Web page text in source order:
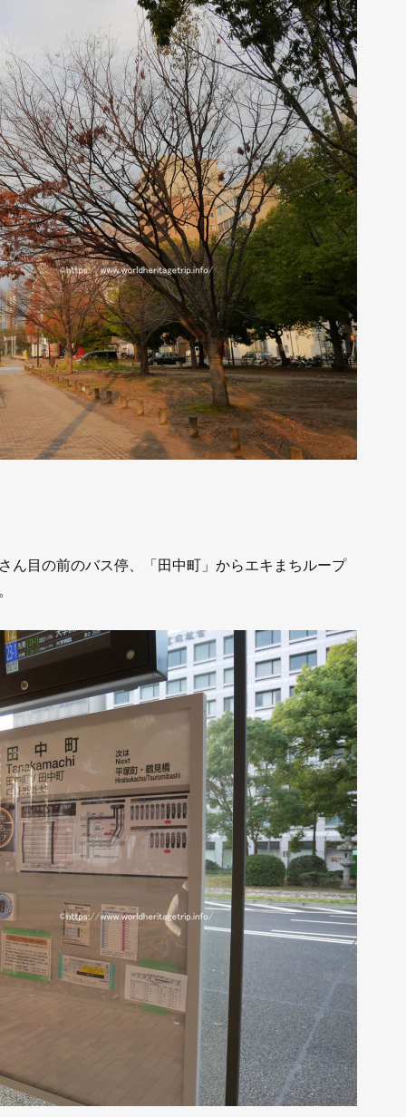
ん目の前のバス停、「田中町」からエキまちループ